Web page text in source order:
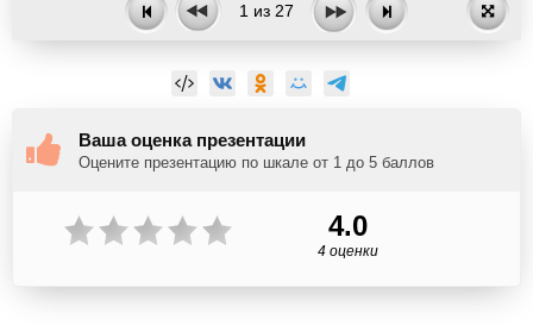
1 из 27
Ваша оценка презентации
Оцените презентацию по шкале от 1 до 5 баллов
4.0
4 оценки